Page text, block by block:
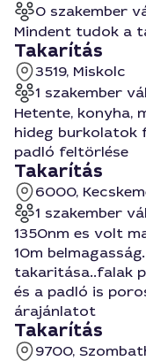
0 szakember
Mindent tudok a
Takarítás
3519, Miskolc
1 szakember
Hetente, konyha,
hideg burkolatok
padló feltörlése
Takarítás
6000,
1 szakember
1350nm es volt
10m
takaritása..falak
és a padló is
árajánlatot
Takarítás
9700,